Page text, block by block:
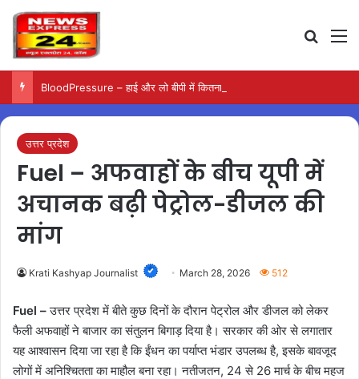
उत्तर प्रदेश
Fuel – अफवाहों के बीच यूपी में
अचानक बढ़ी पेट्रोल-डीजल की
मांग
Krati Kashyap Journalist March 28, 2026 512
Fuel –उत्तर प्रदेश में बीते कुछ दिनों के दौरान पेट्रोल और डीजल को लेकर
फैली अफवाहों ने बाजार का संतुलन बिगाड़ दिया है। सरकार की ओर से लगातार
यह आश्वासन दिया जा रहा है कि ईंधन का पर्याप्त भंडार उपलब्ध है, इसके बावजूद
लोगों में अनिश्चितता का माहौल बना रहा। नतीजतन, 24 से 26 मार्च के बीच महज